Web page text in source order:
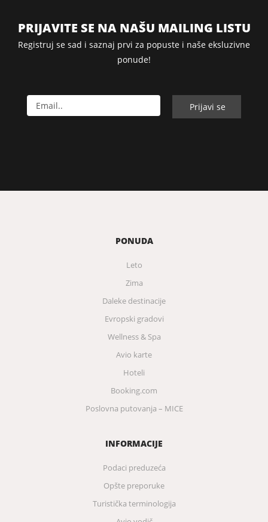
PRIJAVITE SE NA NAŠU MAILING LISTU
Registruj se sad i saznaj prvi za popuste i naše eksluzivne
ponude!
PONUDA
Leto
Zima
Daleke destinacije
Evropski gradovi
Wellness & Spa
Avio karte
Hoteli
Booking.com
Poslovna putovanja – MICE
INFORMACIJE
Podaci preduzeća
Opšte preporuke
Turistička terminologija